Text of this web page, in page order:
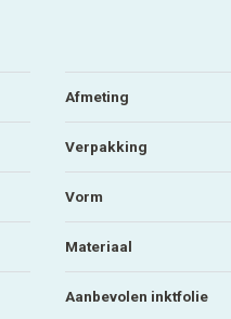
Afmeting
Verpakking
Vorm
Materiaal
Aanbevolen inktfolie